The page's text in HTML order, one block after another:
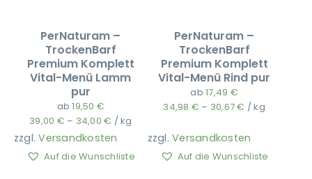
PerNaturam –
TrockenBarf
Premium Komplett
Vital-Menü Lamm
pur
ab19,50 €
39,00 € – 34,00€ /kg
zzgl.Versandkosten
Auf die Wunschliste
PerNaturam –
TrockenBarf
Premium Komplett
Vital-Menü Rind pur
ab17,49 €
34,98 € – 30,67€ /kg
zzgl.Versandkosten
Auf die Wunschliste